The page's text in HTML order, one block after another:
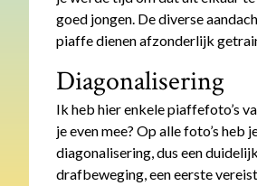
goed jongen. De diverse
piaffe dienen afzonderlijk
Diagonalisering
Ik heb hier enkele piaffefoto’s
je even mee? Op alle foto’s heb
diagonalisering, dus een
drafbeweging, een eerste